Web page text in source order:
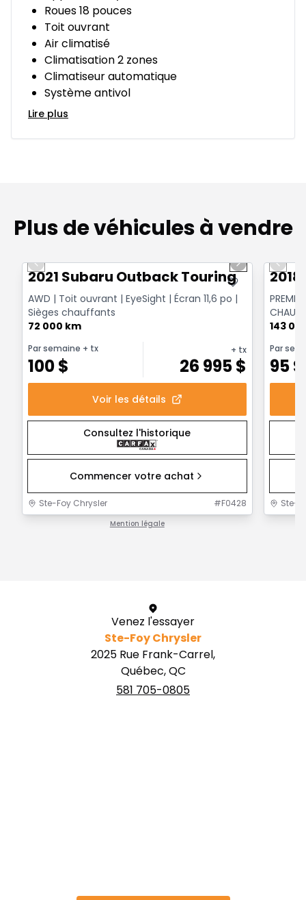
Roues 18 pouces
Toit ouvrant
Air climatisé
Climatisation 2 zones
Climatiseur automatique
Système antivol
Lire plus
Plus de véhicules à vendre
Previous slide Next slide
2021 Subaru Outback Touring
AWD | Toit ouvrant | EyeSight | Écran 11,6 po |
Sièges chauffants
72 000 km
Par semaine + tx
100$
+ tx
26 995$
Voir les détails
Consultez l'historique
Commencer votre achat
Ste-Foy Chrysler #F0428
Mention légale
143
Par
95$
Ste-
Venez l'essayer
Ste-Foy Chrysler
2025 Rue Frank-Carrel,
Québec, QC
581 705-0805